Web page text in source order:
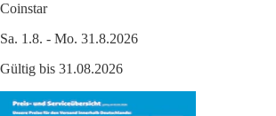
Coinstar
Sa. 1.8. - Mo. 31.8.2026
Gültig bis 31.08.2026